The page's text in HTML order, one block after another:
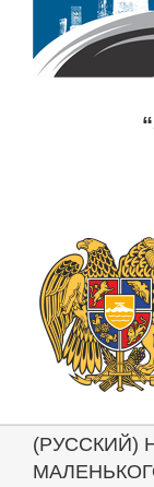
(РУССКИЙ)